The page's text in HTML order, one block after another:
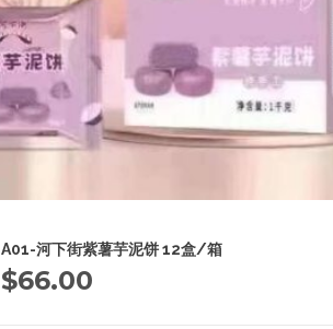
A01-河下街紫薯芋泥饼 12盒/箱
$66.00